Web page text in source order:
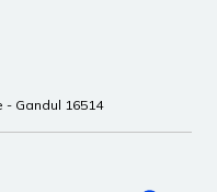
- Gandul 16514